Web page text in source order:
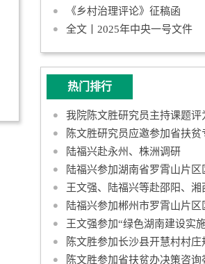
《乡村治理评论》征稿函
全文丨2025年中央一号文件
热门排行
我院陈文胜研究员主持课题评
陈文胜研究员应邀参加省扶贫
陆福兴赴永州、株洲调研
王文强、陆福兴等赴邵阳、湘
陈文胜参加长沙县开慧村村庄
陈文胜参加省扶贫办决策咨询